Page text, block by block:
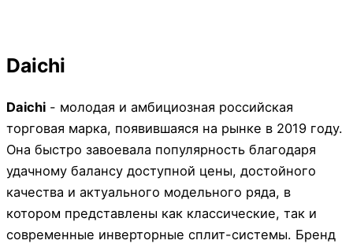
Daichi
Daichi - молодая и амбициозная российская
торговая марка, появившаяся на рынке в 2019 году.
Она быстро завоевала популярность благодаря
удачному балансу доступной цены, достойного
качества и актуального модельного ряда, в
котором представлены как классические, так и
современные инверторные сплит-системы. Бренд